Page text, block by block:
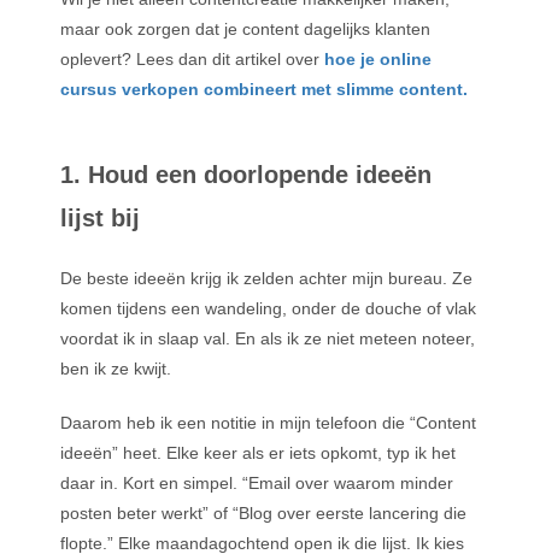
maar ook zorgen dat je content dagelijks klanten
oplevert? Lees dan dit artikel over hoe je online
cursus verkopen combineert met slimme content.
1. Houd een doorlopende ideeën
lijst bij
De beste ideeën krijg ik zelden achter mijn bureau. Ze
komen tijdens een wandeling, onder de douche of vlak
voordat ik in slaap val. En als ik ze niet meteen noteer,
ben ik ze kwijt.
Daarom heb ik een notitie in mijn telefoon die “Content
ideeën” heet. Elke keer als er iets opkomt, typ ik het
daar in. Kort en simpel. “Email over waarom minder
posten beter werkt” of “Blog over eerste lancering die
flopte.” Elke maandagochtend open ik die lijst. Ik kies